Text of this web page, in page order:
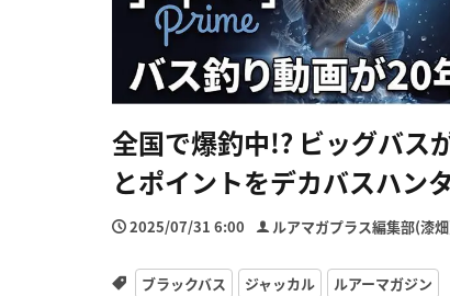
全国で爆釣中!? ビッグバス
とポイントをデカバスハン
2025/07/31 6:00 ルアマガプラス編集部(漆
ブラックバス ジャッカル ルアーマガジン